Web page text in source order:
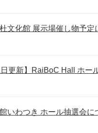
文化館 展示場催し物予定
日更新】RaiBoC Hall ホー
いわつき ホール抽選会に